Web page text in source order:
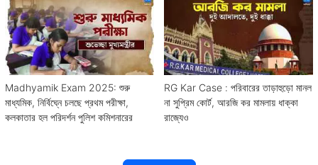
Madhyamik Exam 2025: শুরু
মাধ্যমিক, নির্বিঘ্নে চলছে প্রথম পরীক্ষা,
কলকাতার হল পরিদর্শন পুলিশ কমিশনারের
RG Kar Case : পরিবারের তাড়াহুড়ো মানল
না সুপ্রিম কোর্ট, আরজি কর মামলায় ধাক্কা
রাজ্যেও